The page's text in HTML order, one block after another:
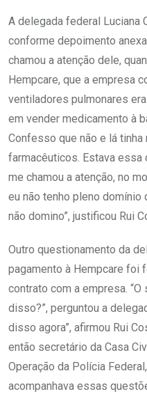
A delegada federal Luciana
conforme depoimento
chamou a atenção dele,
Hempcare, que a empresa
ventiladores pulmonares
em vender medicamento à
Confesso que não e lá
farmacêuticos. Estava essa
me chamou a atenção, no
eu não tenho pleno domínio
não domino”, justificou Rui
Outro questionamento da
pagamento à Hempcare foi
contrato com a empresa.
disso?”, perguntou a
disso agora”, afirmou Rui
então secretário da Casa
Operação da Polícia
acompanhava essas